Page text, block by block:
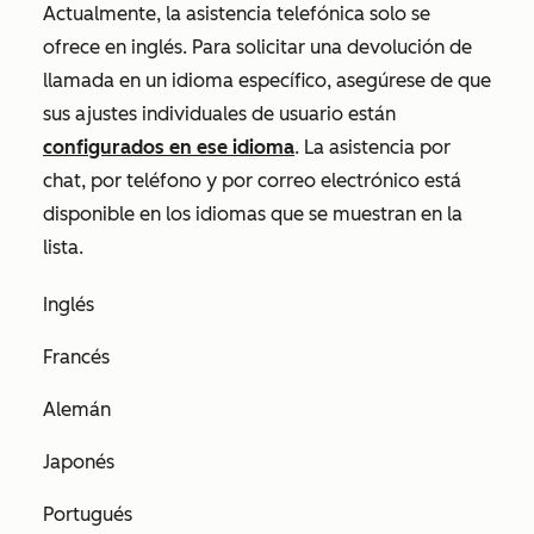
Actualmente, la asistencia telefónica solo se
ofrece en inglés. Para solicitar una devolución de
llamada en un idioma específico, asegúrese de que
sus ajustes individuales de usuario están
configurados en ese idioma. La asistencia por
chat, por teléfono y por correo electrónico está
disponible en los idiomas que se muestran en la
lista.
Inglés
Francés
Alemán
Japonés
Portugués